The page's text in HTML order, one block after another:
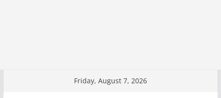
Friday, August 7, 2026